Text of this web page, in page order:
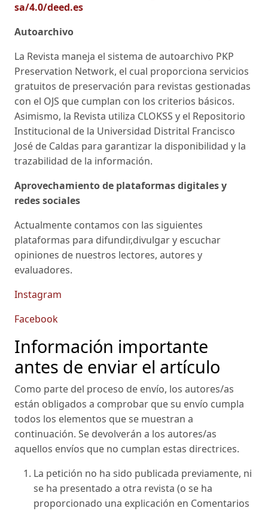
sa/4.0/deed.es
Autoarchivo
La Revista maneja el sistema de autoarchivo PKP
Preservation Network, el cual proporciona servicios
gratuitos de preservación para revistas gestionadas
con el OJS que cumplan con los criterios básicos.
Asimismo, la Revista utiliza CLOKSS y el Repositorio
Institucional de la Universidad Distrital Francisco
José de Caldas para garantizar la disponibilidad y la
trazabilidad de la información.
Aprovechamiento de plataformas digitales y
redes sociales
Actualmente contamos con las siguientes
plataformas para difundir,divulgar y escuchar
opiniones de nuestros lectores, autores y
evaluadores.
Instagram
Facebook
Información importante
antes de enviar el artículo
Como parte del proceso de envío, los autores/as
están obligados a comprobar que su envío cumpla
todos los elementos que se muestran a
continuación. Se devolverán a los autores/as
aquellos envíos que no cumplan estas directrices.
La petición no ha sido publicada previamente, ni
se ha presentado a otra revista (o se ha
proporcionado una explicación en Comentarios